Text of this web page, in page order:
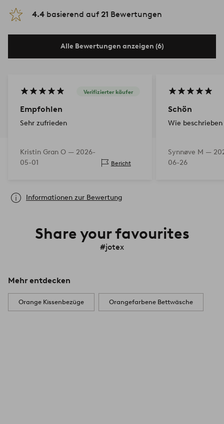
4.4 basierend auf 21 Bewertungen
Alle Bewertungen anzeigen (6)
Verifizierter käufer
Empfohlen
Sehr zufrieden
Kristin Gran O — 2026-
05-01
Bericht
Schön
Wie beschrieben
Synnøve M —
06-26
Informationen zur Bewertung
Share your favourites
#jotex
Mehr entdecken
Orange Kissenbezüge Orangefarbene Bettwäsche